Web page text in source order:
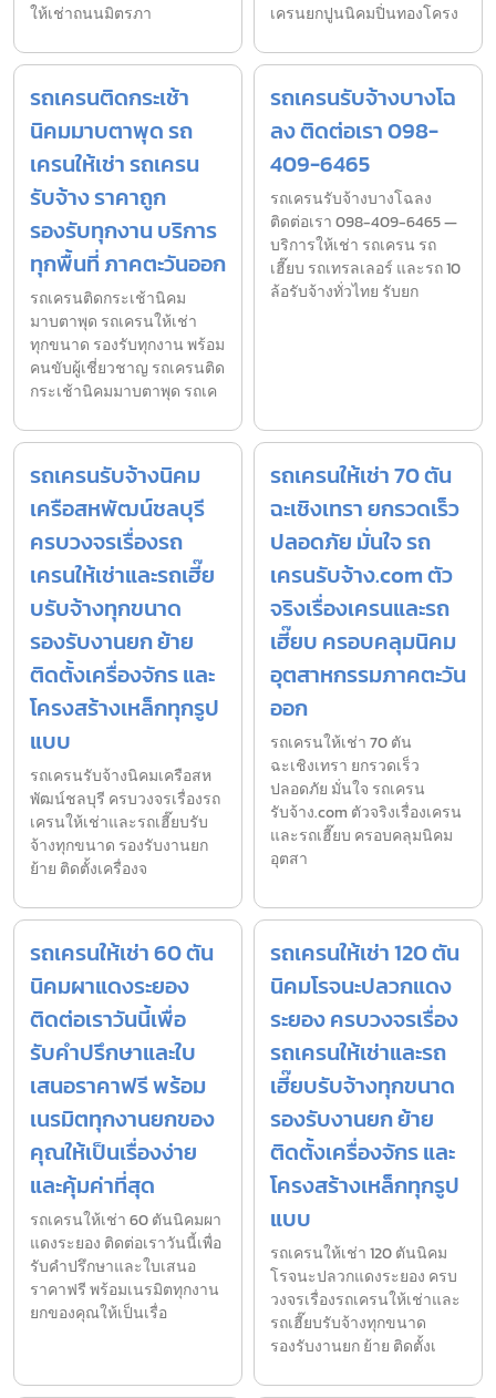
ให้เช่าถนนมิตรภา
เครนยกปูนนิคมปิ่นทองโครง
รถเครนติดกระเช้า
นิคมมาบตาพุด รถ
เครนให้เช่า รถเครน
รับจ้าง ราคาถูก
รองรับทุกงาน บริการ
ทุกพื้นที่ ภาคตะวันออก
รถเครนติดกระเช้านิคม
มาบตาพุด รถเครนให้เช่า
ทุกขนาด รองรับทุกงาน พร้อม
คนขับผู้เชี่ยวชาญ รถเครนติด
กระเช้านิคมมาบตาพุด รถเค
รถเครนรับจ้างบางโฉ
ลง ติดต่อเรา 098-
409-6465
รถเครนรับจ้างบางโฉลง
ติดต่อเรา 098-409-6465 —
บริการให้เช่า รถเครน รถ
เฮี๊ยบ รถเทรลเลอร์ และรถ 10
ล้อรับจ้างทั่วไทย รับยก
รถเครนรับจ้างนิคม
เครือสหพัฒน์ชลบุรี
ครบวงจรเรื่องรถ
เครนให้เช่าและรถเฮี๊ย
บรับจ้างทุกขนาด
รองรับงานยก ย้าย
ติดตั้งเครื่องจักร และ
โครงสร้างเหล็กทุกรูป
แบบ
รถเครนรับจ้างนิคมเครือสห
พัฒน์ชลบุรี ครบวงจรเรื่องรถ
เครนให้เช่าและรถเฮี๊ยบรับ
จ้างทุกขนาด รองรับงานยก
ย้าย ติดตั้งเครื่องจ
รถเครนให้เช่า 70 ตัน
ฉะเชิงเทรา ยกรวดเร็ว
ปลอดภัย มั่นใจ รถ
เครนรับจ้าง.com ตัว
จริงเรื่องเครนและรถ
เฮี๊ยบ ครอบคลุมนิคม
อุตสาหกรรมภาคตะวัน
ออก
รถเครนให้เช่า 70 ตัน
ฉะเชิงเทรา ยกรวดเร็ว
ปลอดภัย มั่นใจ รถเครน
รับจ้าง.com ตัวจริงเรื่องเครน
และรถเฮี๊ยบ ครอบคลุมนิคม
อุตสา
รถเครนให้เช่า 60 ตัน
นิคมผาแดงระยอง
ติดต่อเราวันนี้เพื่อ
รับคำปรึกษาและใบ
เสนอราคาฟรี พร้อม
เนรมิตทุกงานยกของ
คุณให้เป็นเรื่องง่าย
และคุ้มค่าที่สุด
รถเครนให้เช่า 60 ตันนิคมผา
แดงระยอง ติดต่อเราวันนี้เพื่อ
รับคำปรึกษาและใบเสนอ
ราคาฟรี พร้อมเนรมิตทุกงาน
ยกของคุณให้เป็นเรื่อ
รถเครนให้เช่า 120 ตัน
นิคมโรจนะปลวกแดง
ระยอง ครบวงจรเรื่อง
รถเครนให้เช่าและรถ
เฮี๊ยบรับจ้างทุกขนาด
รองรับงานยก ย้าย
ติดตั้งเครื่องจักร และ
โครงสร้างเหล็กทุกรูป
แบบ
รถเครนให้เช่า 120 ตันนิคม
โรจนะปลวกแดงระยอง ครบ
วงจรเรื่องรถเครนให้เช่าและ
รถเฮี๊ยบรับจ้างทุกขนาด
รองรับงานยก ย้าย ติดตั้งเ